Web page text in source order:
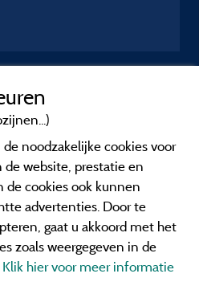
noodzakelijke cookies voor
website, prestatie en
de cookies ook kunnen
advertenties. Door te
gaat u akkoord met het
zoals weergegeven in de
Klik hier voor meer informatie